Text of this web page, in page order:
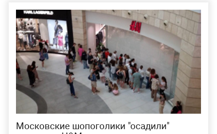
Московские шопоголики "осадили"